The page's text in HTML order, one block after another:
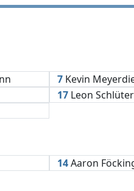
7 Kevin
17 Leon Schlüter
14Aaron